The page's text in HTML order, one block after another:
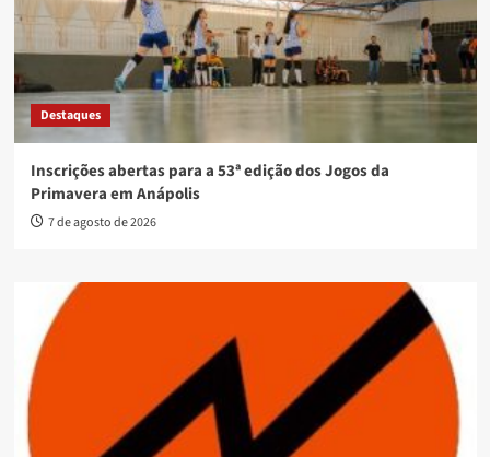
Destaques
Inscrições abertas para a 53ª edição dos Jogos da
Primavera em Anápolis
7 de agosto de 2026